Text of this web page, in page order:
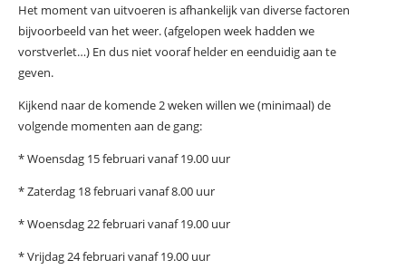
Het moment van uitvoeren is afhankelijk van diverse factoren
bijvoorbeeld van het weer. (afgelopen week hadden we
vorstverlet…) En dus niet vooraf helder en eenduidig aan te
geven.
Kijkend naar de komende 2 weken willen we (minimaal) de
volgende momenten aan de gang:
* Woensdag 15 februari vanaf 19.00 uur
* Zaterdag 18 februari vanaf 8.00 uur
* Woensdag 22 februari vanaf 19.00 uur
* Vrijdag 24 februari vanaf 19.00 uur